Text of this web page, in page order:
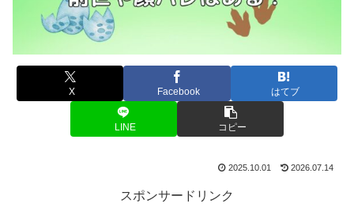
X Facebook はてブ
LINE コピー
2025.10.01 2026.07.14
スポンサードリンク